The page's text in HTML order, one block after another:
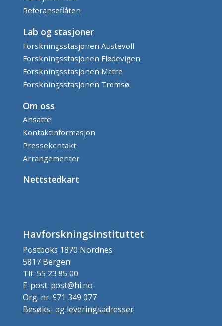
Referanseflåten
Lab og stasjoner
Forskningsstasjonen Austevoll
Forskningsstasjonen Flødevigen
Forskningsstasjonen Matre
Forskningsstasjonen Tromsø
Om oss
Ansatte
Kontaktinformasjon
Pressekontakt
Arrangementer
Nettstedkart
Havforskningsinstituttet
Postboks 1870 Nordnes
5817 Bergen
Tlf: 55 23 85 00
E-post: post@hi.no
Org. nr: 971 349 077
Besøks- og leveringsadresser